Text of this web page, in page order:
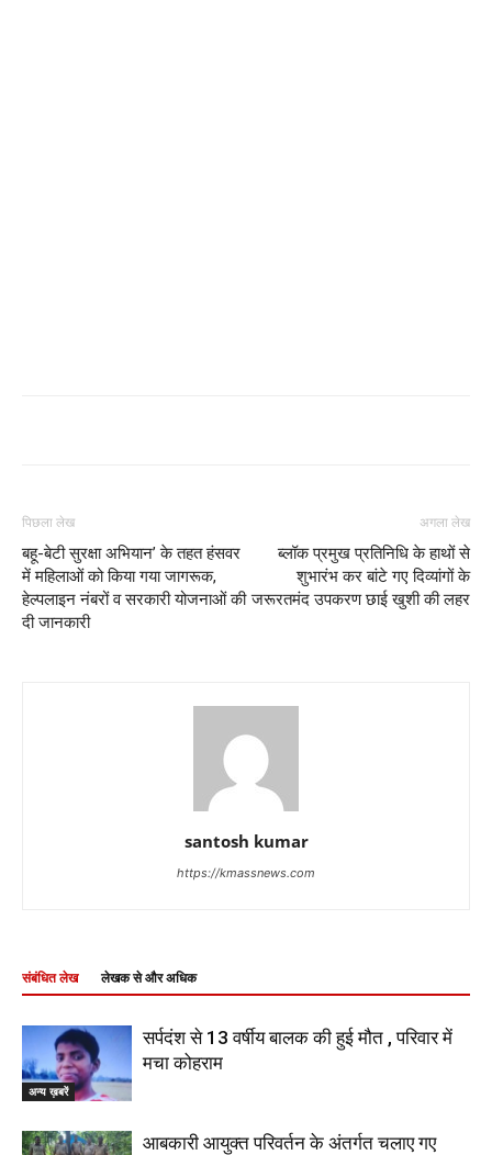
पिछला लेख
बहू-बेटी सुरक्षा अभियान’ के तहत हंसवर
में महिलाओं को किया गया जागरूक,
हेल्पलाइन नंबरों व सरकारी योजनाओं की
दी जानकारी
अगला लेख
ब्लॉक प्रमुख प्रतिनिधि के हाथों से
शुभारंभ कर बांटे गए दिव्यांगों के
जरूरतमंद उपकरण छाई खुशी की लहर
santosh kumar
https://kmassnews.com
संबंधित लेख लेखक से और अधिक
अन्य ख़बरें
सर्पदंश से 13 वर्षीय बालक की हुई मौत , परिवार में
मचा कोहराम
आबकारी आयुक्त परिवर्तन के अंतर्गत चलाए गए